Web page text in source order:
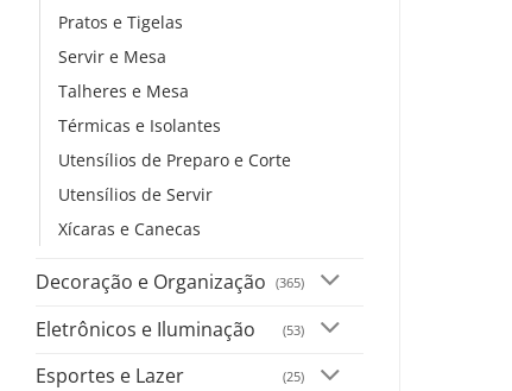
Pratos e Tigelas
Servir e Mesa
Talheres e Mesa
Térmicas e Isolantes
Utensílios de Preparo e Corte
Utensílios de Servir
Xícaras e Canecas
Decoração e Organização (365)
Eletrônicos e Iluminação (53)
Esportes e Lazer (25)